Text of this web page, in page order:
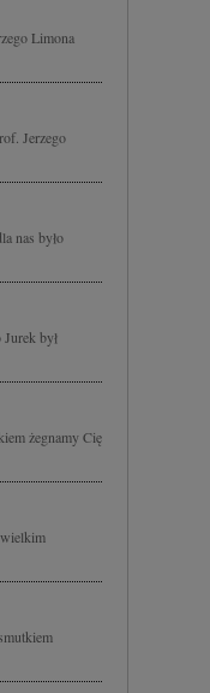
Limona
Jerzego
nas było
był
żegnamy Cię